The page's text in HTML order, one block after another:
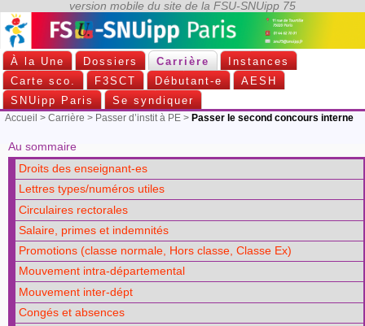
À la Une Dossiers Carrière
Instances
Carte sco.
F3SCT Débutant-e
AESH
SNUipp Paris
Se syndiquer
Accueil >Carrière > Passer d’instit à PE > Passer le second concours interne
Au sommaire
Droits des enseignant-es
Lettres types/numéros utiles
Circulaires rectorales
Salaire, primes et indemnités
Promotions (classe normale, Hors classe, Classe Ex)
Mouvement intra-départemental
Mouvement inter-dépt
Congés et absences